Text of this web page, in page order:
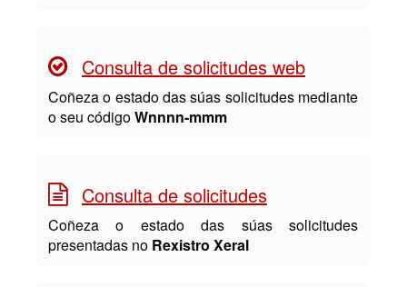
Consulta de solicitudes web
Coñeza o estado das súas solicitudes mediante
o seu códigoWnnnn-mmm
Consulta de solicitudes
Coñeza o estado das súas solicitudes
presentadas no Rexistro Xeral